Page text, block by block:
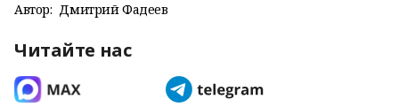
Автор: Дмитрий Фадеев
Читайте нас